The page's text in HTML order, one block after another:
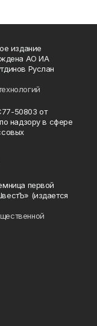
издание
АО ИА
Руслан
50803 от
надзору в сфере
первой
(издается